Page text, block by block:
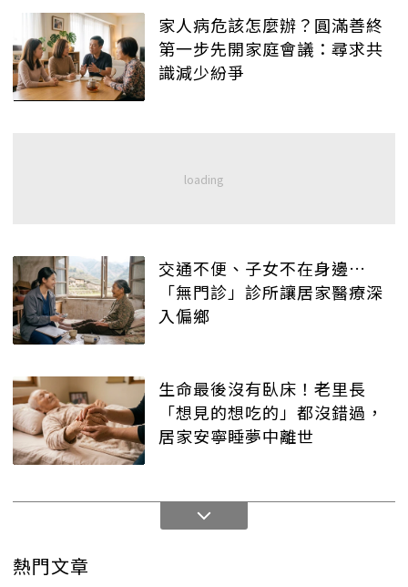
家人病危該怎麼辦？圓滿善終
第一步先開家庭會議：尋求共
識減少紛爭
交通不便、子女不在身邊…
「無門診」診所讓居家醫療深
入偏鄉
生命最後沒有臥床！老里長
「想見的想吃的」都沒錯過，
居家安寧睡夢中離世
熱門文章